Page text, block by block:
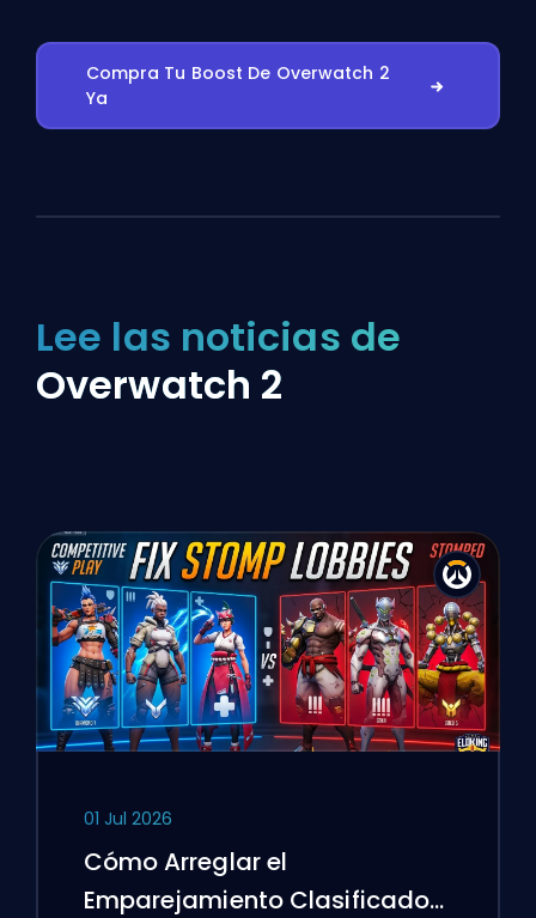
Compra Tu Boost De Overwatch 2
Ya
Lee las noticias de
Overwatch 2
01 Jul 2026
Cómo Arreglar el
Emparejamiento Clasificado